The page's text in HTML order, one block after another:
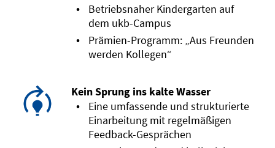
Betriebsnaher Kindergarten auf
dem ukb-Campus
Prämien-Programm: „Aus Freunden
werden Kollegen“
Kein Sprung ins kalte Wasser
Eine umfassende und strukturierte
Einarbeitung mit regelmäßigen
Feedback-Gesprächen